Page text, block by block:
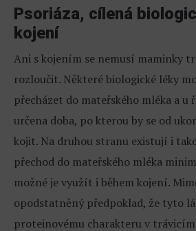
Psoriáza, cílená
kojení
Ani s kojením se nemusí maminky
rozloučit. Některé biologické léky
přecházet do mateřského mléka a u
určena doba, po kterou by se od
kojit. Na druhou stranu existují i
přechod do mateřského mléka
možné je využít i během kojení.
opodstatněný předpoklad, že tyto
proteinovému charakteru v